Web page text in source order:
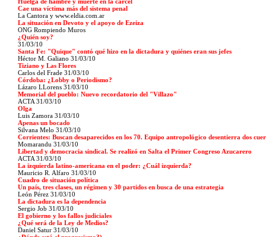
Cae una víctima más del sistema penal
La Cantora y www.eldia.com.ar
La situación en Devoto y el apoyo de Ezeiza
ONG Rompiendo Muros
¿Quién soy?
31/03/10
Santa Fe: "Quique" contó qué hizo en la dictadura y quiénes eran sus jefes
Héctor M. Galiano 31/03/10
Tiziano y Las Flores
Carlos del Frade 31/03/10
Córdoba: ¿Lobby o Periodismo?
Lázaro LLorens 31/03/10
Memorial del pueblo: Nuevo recordatorio del "Villazo"
ACTA 31/03/10
Olga
Luis Zamora 31/03/10
Apenas un bocado
Silvana Melo 31/03/10
Corrientes: Buscan desaparecidos en los 70. Equipo antropológico desentierra dos
Momarandu 31/03/10
Libertad y democracia sindical. Se realizó en Salta el Primer Congreso Azucarero
ACTA 31/03/10
La izquierda latino-americana en el poder: ¿Cuál izquierda?
Mauricio R. Alfaro 31/03/10
Cuadro de situación política
Un país, tres clases, un régimen y 30 partidos en busca de una estrategia
León Pérez 31/03/10
La dictadura es la dependencia
Sergio Job 31/03/10
El gobierno y los fallos judiciales
¿Qué será de la Ley de Medios?
Daniel Satur 31/03/10